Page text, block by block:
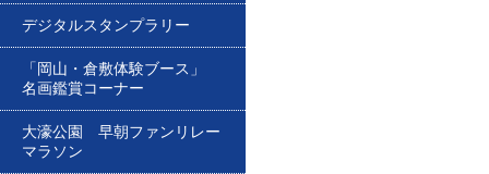
デジタルスタンプラリー
「岡山・倉敷体験ブース」
名画鑑賞コーナー
大濠公園 早朝ファンリレー
マラソン